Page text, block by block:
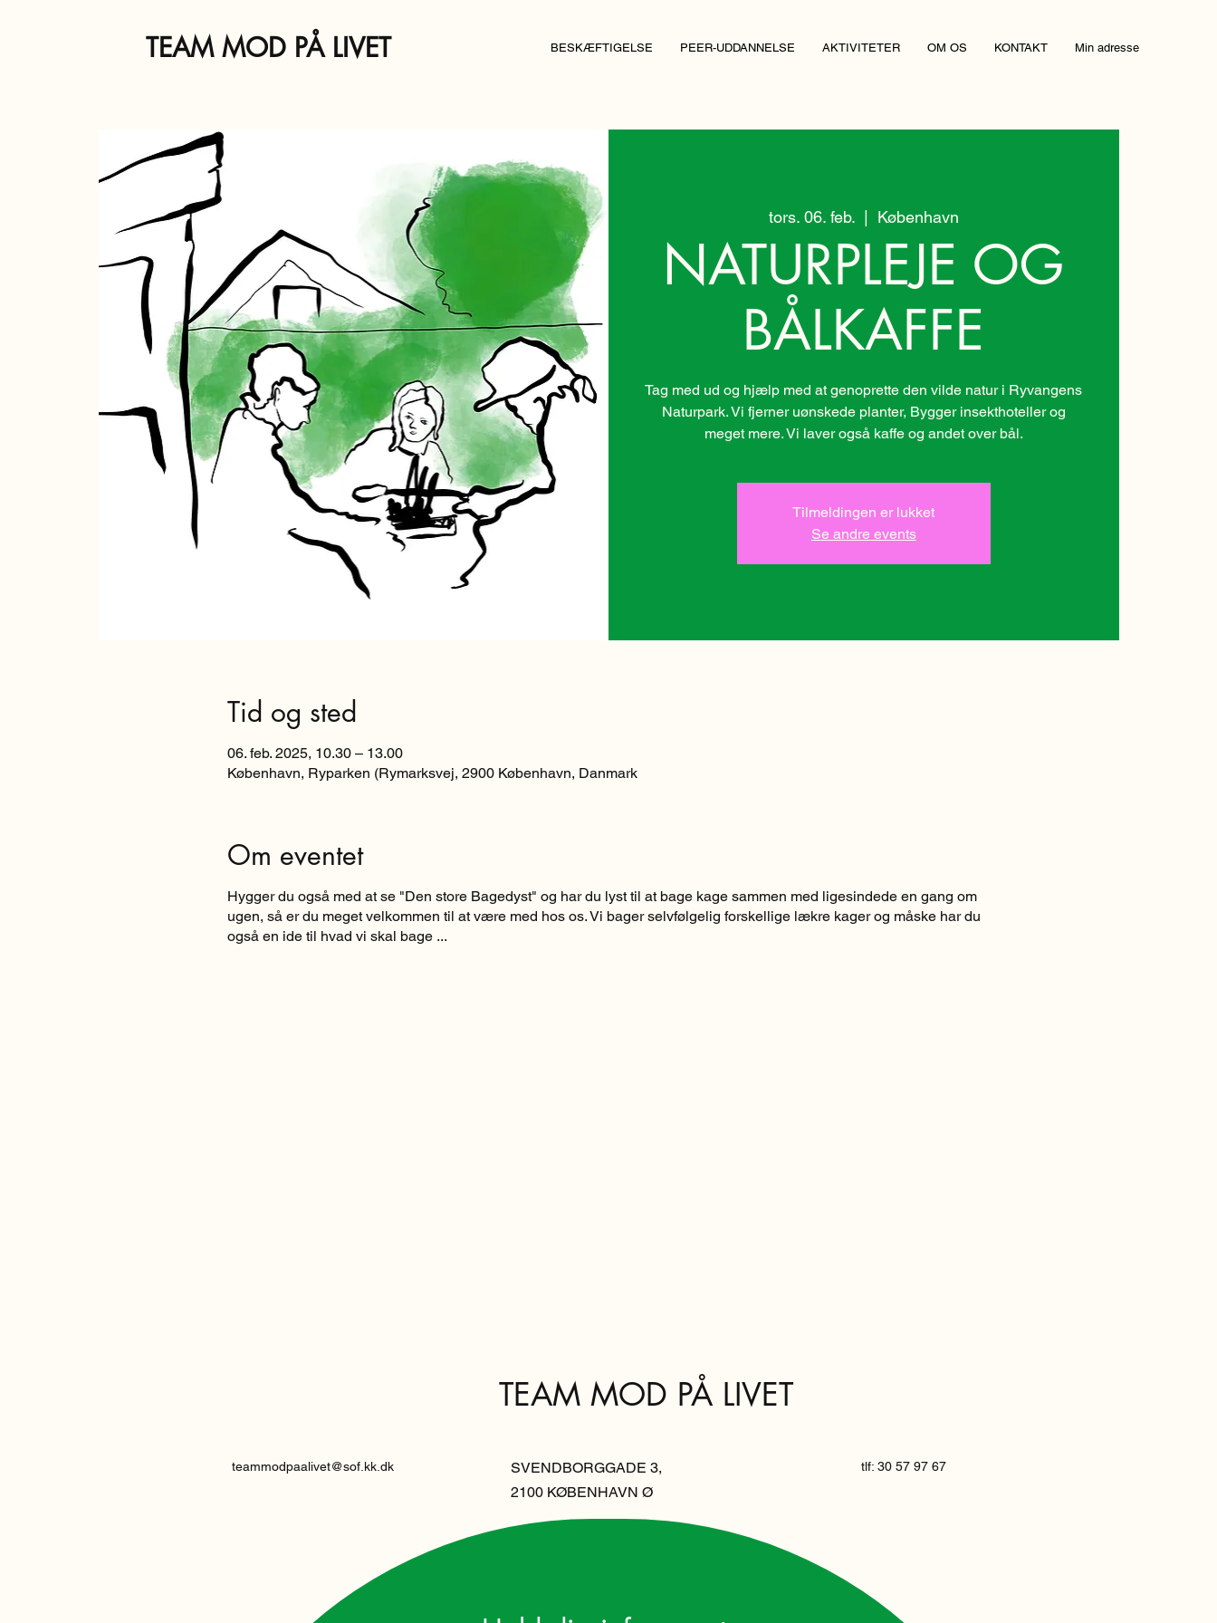
TEAM MOD PÅ LIVET BESKÆFTIGELSE PEER-UDDANNELSE AKTIVITETER OM OS KONTAKT Min adresse
tors. 06. feb.
  |
København
NATURPLEJE OG
BÅLKAFFE
Tag med ud og hjælp med at genoprette den vilde natur i Ryvangens
Naturpark. Vi fjerner uønskede planter, Bygger insekthoteller og
meget mere. Vi laver også kaffe og andet over bål.
Tilmeldingen er lukket
Se andre events
Tid og sted
06. feb. 2025, 10.30 – 13.00
København, Ryparken (Rymarksvej, 2900 København, Danmark
Om eventet
Hygger du også med at se "Den store Bagedyst" og har du lyst til at bage kage sammen med ligesindede en gang om
ugen, så er du meget velkommen til at være med hos os. Vi bager selvfølgelig forskellige lækre kager og måske har du
også en ide til hvad vi skal bage ...
TEAM MOD PÅ LIVET
teammodpaalivet@sof.kk.dk
SVENDBORGGADE 3,
2100 KØBENHAVN Ø
tlf: 30 57 97 67